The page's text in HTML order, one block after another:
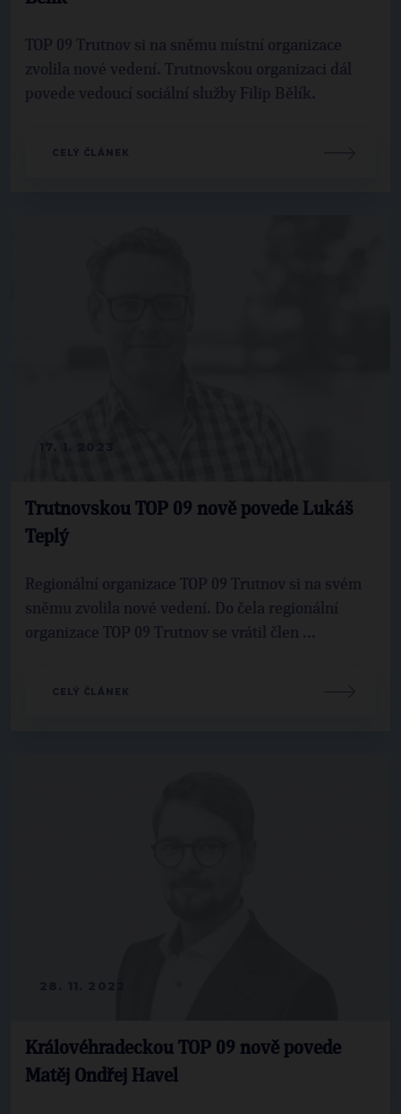
TOP 09 Trutnov si na sněmu místní organizace
zvolila nové vedení. Trutnovskou organizaci dál
povede vedoucí sociální služby Filip Bělík.
CELÝ ČLÁNEK
Trutnovskou TOP 09 nově povede Lukáš
Teplý
Regionální organizace TOP 09 Trutnov si na svém
sněmu zvolila nové vedení. Do čela regionální
organizace TOP 09 Trutnov se vrátil člen ...
CELÝ ČLÁNEK
Královéhradeckou TOP 09 nově povede
Matěj Ondřej Havel